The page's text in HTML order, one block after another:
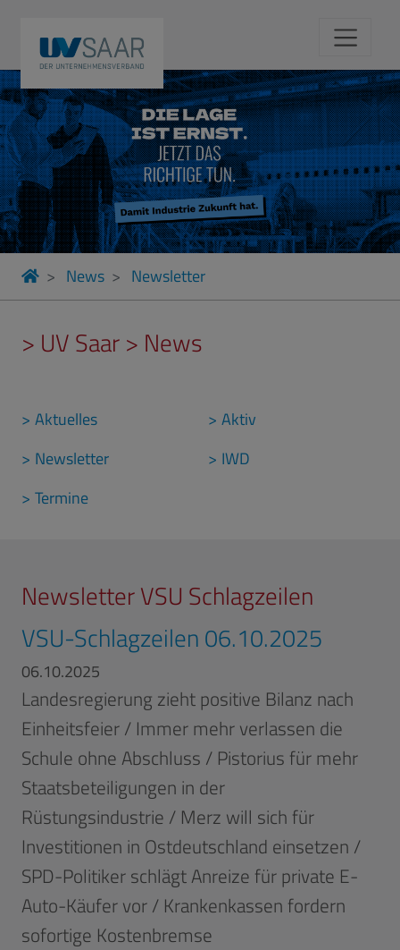
News Newsletter
> UV Saar > News
Aktuelles
Newsletter
Termine
Aktiv
IWD
Newsletter VSU Schlagzeilen
VSU-Schlagzeilen 06.10.2025
06.10.2025
Landesregierung zieht positive Bilanz nach
Einheitsfeier / Immer mehr verlassen die
Schule ohne Abschluss / Pistorius für mehr
Staatsbeteiligungen in der
Rüstungsindustrie / Merz will sich für
Investitionen in Ostdeutschland einsetzen /
SPD-Politiker schlägt Anreize für private E-
Auto-Käufer vor / Krankenkassen fordern
sofortige Kostenbremse